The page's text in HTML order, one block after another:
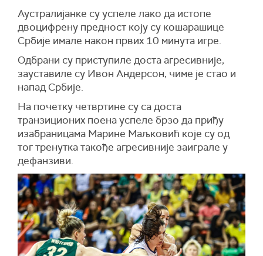
Аустралијанке су успеле лако да истопе
двоцифрену предност коју су кошарашице
Србије имале након првих 10 минута игре.
Одбрани су приступиле доста агресивније,
зауставиле су Ивон Андерсон, чиме је стао и
напад Србије.
На почетку четвртине су са доста
транзиционих поена успеле брзо да приђу
изабраницама Марине Маљковић које су од
тог тренутка такође агресивније заиграле у
дефанзиви.